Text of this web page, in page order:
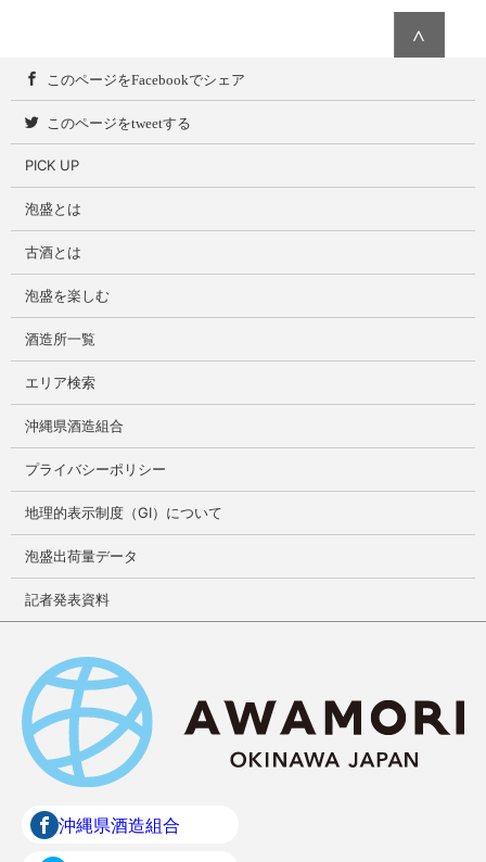
∧
このページをFacebookでシェア
このページをtweetする
PICK UP
泡盛とは
古酒とは
泡盛を楽しむ
酒造所一覧
エリア検索
沖縄県酒造組合
プライバシーポリシー
地理的表示制度（GI）について
泡盛出荷量データ
記者発表資料
沖縄県酒造組合